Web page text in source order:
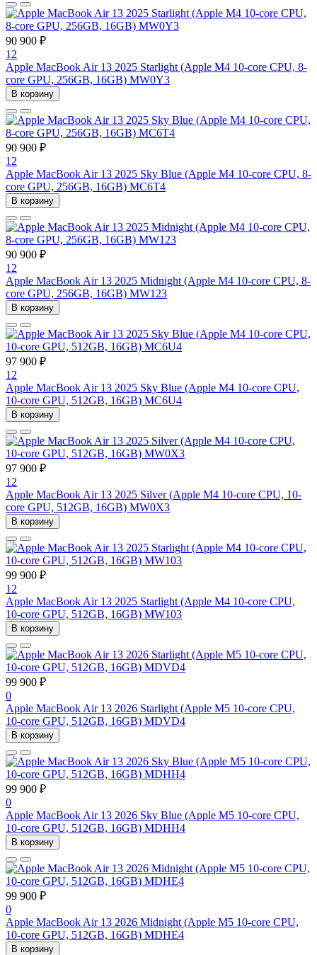
90 900 ₽
12
Apple MacBook Air 13 2025 Starlight (Apple M4 10-core CPU, 8-
core GPU, 256GB, 16GB) MW0Y3
В корзину
90 900 ₽
12
Apple MacBook Air 13 2025 Sky Blue (Apple M4 10-core CPU, 8-
core GPU, 256GB, 16GB) MC6T4
В корзину
90 900 ₽
12
Apple MacBook Air 13 2025 Midnight (Apple M4 10-core CPU, 8-
core GPU, 256GB, 16GB) MW123
В корзину
97 900 ₽
12
Apple MacBook Air 13 2025 Sky Blue (Apple M4 10-core CPU,
10-core GPU, 512GB, 16GB) MC6U4
В корзину
97 900 ₽
12
Apple MacBook Air 13 2025 Silver (Apple M4 10-core CPU, 10-
core GPU, 512GB, 16GB) MW0X3
В корзину
99 900 ₽
12
Apple MacBook Air 13 2025 Starlight (Apple M4 10-core CPU,
10-core GPU, 512GB, 16GB) MW103
В корзину
99 900 ₽
0
Apple MacBook Air 13 2026 Starlight (Apple M5 10-core CPU,
10-core GPU, 512GB, 16GB) MDVD4
В корзину
99 900 ₽
0
Apple MacBook Air 13 2026 Sky Blue (Apple M5 10-core CPU,
10-core GPU, 512GB, 16GB) MDHH4
В корзину
99 900 ₽
0
Apple MacBook Air 13 2026 Midnight (Apple M5 10-core CPU,
10-core GPU, 512GB, 16GB) MDHE4
В корзину